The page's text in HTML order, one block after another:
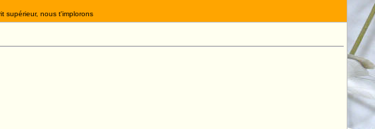
supérieur, nous t'implorons